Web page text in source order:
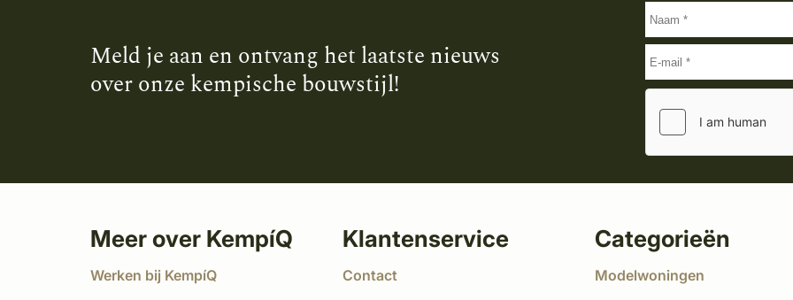
Meld je aan en ontvang het laatste nieuws
over onze kempische bouwstijl!
Meer over KempíQ
Werken bij KempíQ
Klantenservice
Contact
Categorieën
Modelwoningen